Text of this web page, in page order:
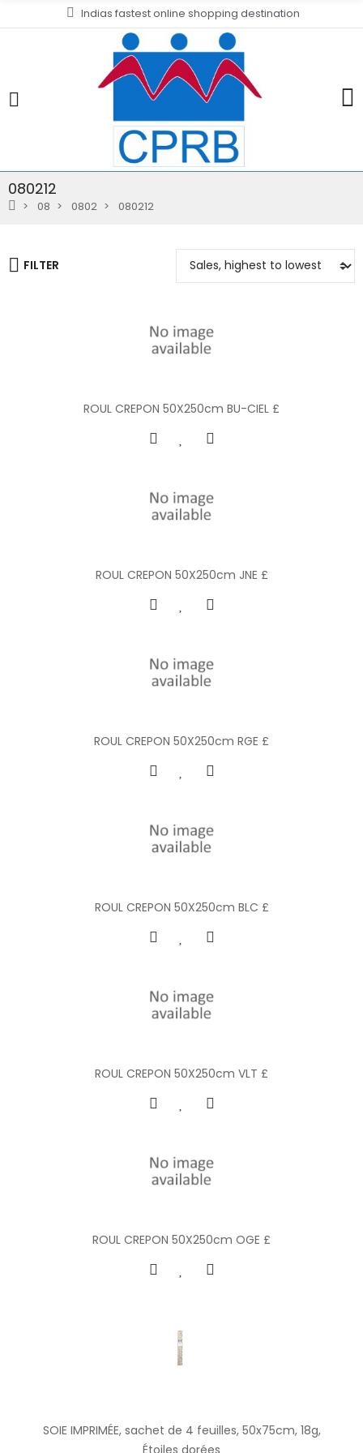
Indias fastest online shopping destination
080212
08 0802 080212
FILTER
ROUL CREPON 50X250cm BU-CIEL £
ROUL CREPON 50X250cm JNE £
ROUL CREPON 50X250cm RGE £
ROUL CREPON 50X250cm BLC £
ROUL CREPON 50X250cm VLT £
ROUL CREPON 50X250cm OGE £
SOIE IMPRIMÉE, sachet de 4 feuilles, 50x75cm, 18g,
Étoiles dorées